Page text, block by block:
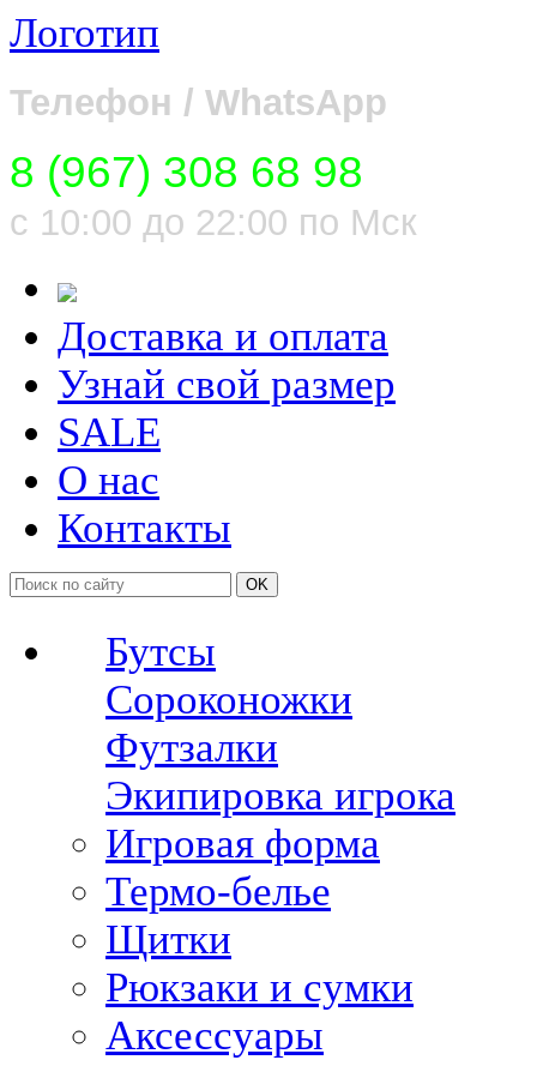
Логотип
Телефон / WhatsApp
8 (967) 308 68 98
с 10:00 до 22:00 по Мск
Доставка и оплата
Узнай свой размер
SALE
О нас
Контакты
OK
Бутсы
Сороконожки
Футзалки
Экипировка игрока
Игровая форма
Термо-белье
Щитки
Рюкзаки и сумки
Аксессуары